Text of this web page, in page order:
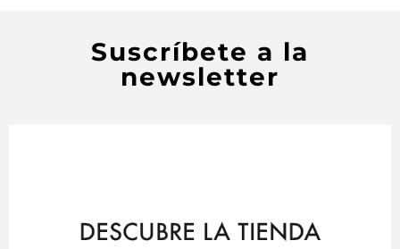
Suscríbete a la
newsletter